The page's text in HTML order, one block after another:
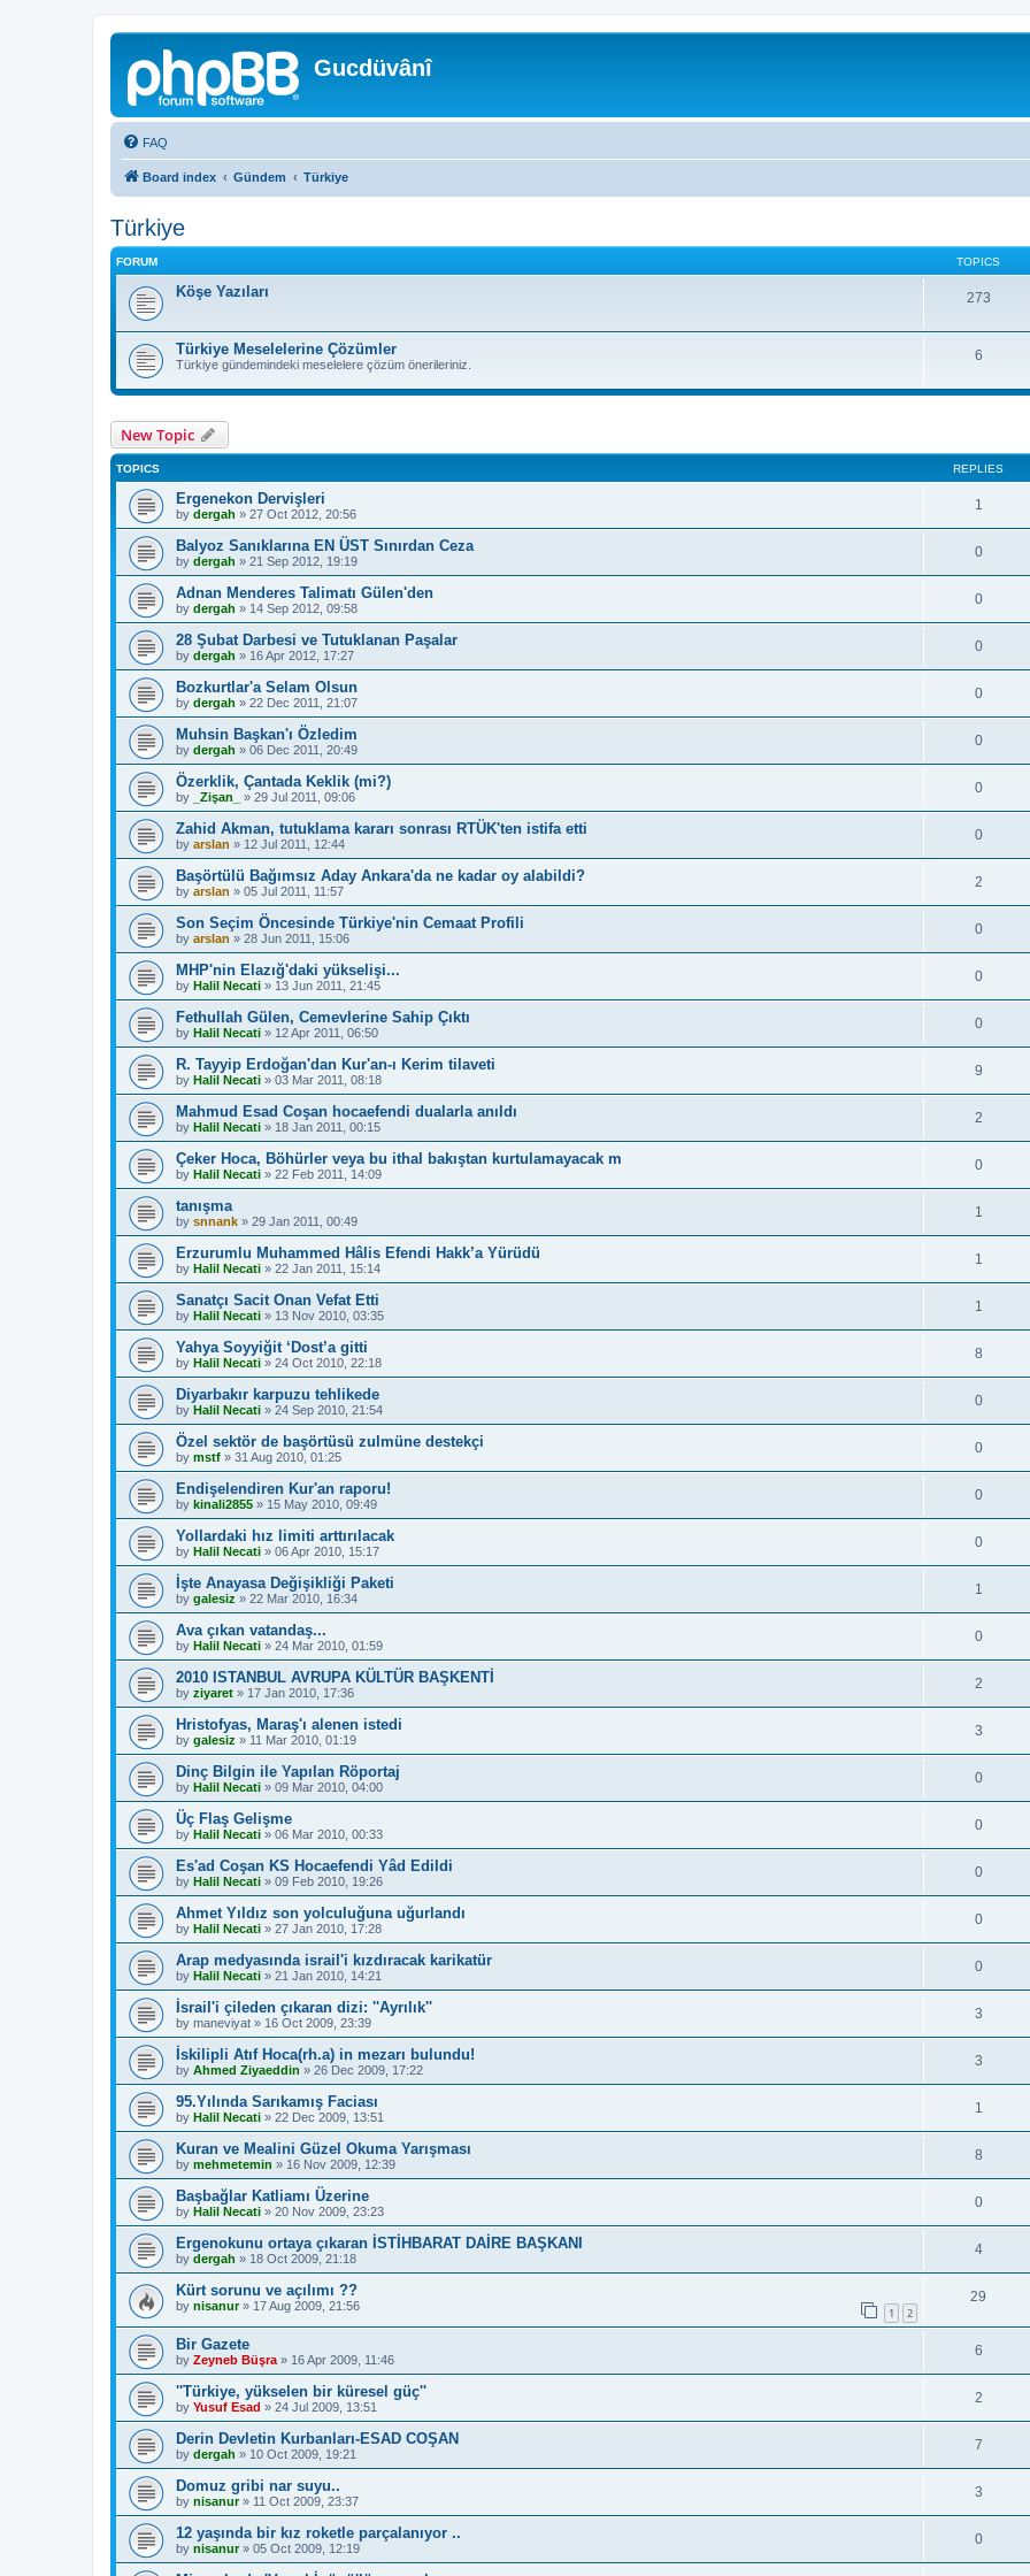
Gucdüvânî
FAQ
Board index Gündem Türkiye
Türkiye
FORUM TOPICS
Köşe Yazıları 273
Türkiye Meselelerine Çözümler
Türkiye gündemindeki meselelere çözüm önerileriniz.
6
New Topic
TOPICS REPLIES
Ergenekon Dervişleri
by dergah » 27 Oct 2012, 20:56
1
Balyoz Sanıklarına EN ÜST Sınırdan Ceza
by dergah » 21 Sep 2012, 19:19
0
Adnan Menderes Talimatı Gülen'den
by dergah » 14 Sep 2012, 09:58
0
28 Şubat Darbesi ve Tutuklanan Paşalar
by dergah » 16 Apr 2012, 17:27
0
Bozkurtlar'a Selam Olsun
by dergah » 22 Dec 2011, 21:07
0
Muhsin Başkan'ı Özledim
by dergah » 06 Dec 2011, 20:49
0
Özerklik, Çantada Keklik (mi?)
by _Zişan_ » 29 Jul 2011, 09:06
0
Zahid Akman, tutuklama kararı sonrası RTÜK'ten istifa etti
by arslan » 12 Jul 2011, 12:44
0
Başörtülü Bağımsız Aday Ankara'da ne kadar oy alabildi?
by arslan » 05 Jul 2011, 11:57
2
Son Seçim Öncesinde Türkiye'nin Cemaat Profili
by arslan » 28 Jun 2011, 15:06
0
MHP'nin Elazığ'daki yükselişi...
by Halil Necati » 13 Jun 2011, 21:45
0
Fethullah Gülen, Cemevlerine Sahip Çıktı
by Halil Necati » 12 Apr 2011, 06:50
0
R. Tayyip Erdoğan'dan Kur'an-ı Kerim tilaveti
by Halil Necati » 03 Mar 2011, 08:18
9
Mahmud Esad Coşan hocaefendi dualarla anıldı
by Halil Necati » 18 Jan 2011, 00:15
2
Çeker Hoca, Böhürler veya bu ithal bakıştan kurtulamayacak m
by Halil Necati » 22 Feb 2011, 14:09
0
tanışma
by snnank » 29 Jan 2011, 00:49
1
Erzurumlu Muhammed Hâlis Efendi Hakk’a Yürüdü
by Halil Necati » 22 Jan 2011, 15:14
1
Sanatçı Sacit Onan Vefat Etti
by Halil Necati » 13 Nov 2010, 03:35
1
Yahya Soyyiğit ‘Dost’a gitti
by Halil Necati » 24 Oct 2010, 22:18
8
Diyarbakır karpuzu tehlikede
by Halil Necati » 24 Sep 2010, 21:54
0
Özel sektör de başörtüsü zulmüne destekçi
by mstf » 31 Aug 2010, 01:25
0
Endişelendiren Kur'an raporu!
by kinali2855 » 15 May 2010, 09:49
0
Yollardaki hız limiti arttırılacak
by Halil Necati » 06 Apr 2010, 15:17
0
İşte Anayasa Değişikliği Paketi
by galesiz » 22 Mar 2010, 16:34
1
Ava çıkan vatandaş...
by Halil Necati » 24 Mar 2010, 01:59
0
2010 ISTANBUL AVRUPA KÜLTÜR BAŞKENTİ
by ziyaret » 17 Jan 2010, 17:36
2
Hristofyas, Maraş'ı alenen istedi
by galesiz » 11 Mar 2010, 01:19
3
Dinç Bilgin ile Yapılan Röportaj
by Halil Necati » 09 Mar 2010, 04:00
0
Üç Flaş Gelişme
by Halil Necati » 06 Mar 2010, 00:33
0
Es'ad Coşan KS Hocaefendi Yâd Edildi
by Halil Necati » 09 Feb 2010, 19:26
0
Ahmet Yıldız son yolculuğuna uğurlandı
by Halil Necati » 27 Jan 2010, 17:28
0
Arap medyasında israil'i kızdıracak karikatür
by Halil Necati » 21 Jan 2010, 14:21
0
İsrail'i çileden çıkaran dizi: ''Ayrılık''
by maneviyat » 16 Oct 2009, 23:39
3
İskilipli Atıf Hoca(rh.a) in mezarı bulundu!
by Ahmed Ziyaeddin » 26 Dec 2009, 17:22
3
95.Yılında Sarıkamış Faciası
by Halil Necati » 22 Dec 2009, 13:51
1
Kuran ve Mealini Güzel Okuma Yarışması
by mehmetemin » 16 Nov 2009, 12:39
8
Başbağlar Katliamı Üzerine
by Halil Necati » 20 Nov 2009, 23:23
0
Ergenokunu ortaya çıkaran İSTİHBARAT DAİRE BAŞKANI
by dergah » 18 Oct 2009, 21:18
4
Kürt sorunu ve açılımı ??
by nisanur» 17 Aug 2009, 21:56 1 2
29
Bir Gazete
by Zeyneb Büşra » 16 Apr 2009, 11:46
6
''Türkiye, yükselen bir küresel güç''
by Yusuf Esad » 24 Jul 2009, 13:51
2
Derin Devletin Kurbanları-ESAD COŞAN
by dergah » 10 Oct 2009, 19:21
7
Domuz gribi nar suyu..
by nisanur» 11 Oct 2009, 23:37
3
12 yaşında bir kız roketle parçalanıyor ..
by nisanur» 05 Oct 2009, 12:19
0